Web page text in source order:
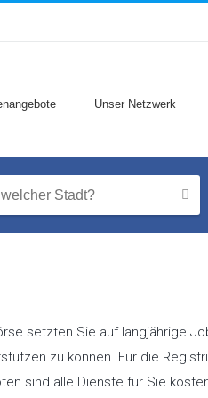
Unser Netzwerk
setzten Sie auf langjährige
zu können. Für die
sind alle Dienste für Sie